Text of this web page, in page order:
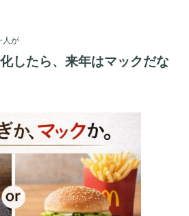
人が
したら、来年はマックだな